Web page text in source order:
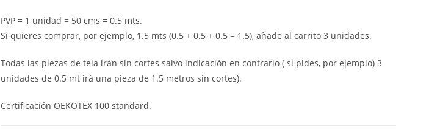
PVP = 1 unidad = 50 cms = 0.5 mts.
Si quieres comprar, por ejemplo, 1.5 mts (0.5 + 0.5 + 0.5 = 1.5), añade al carrito 3 unidades.
Todas las piezas de tela irán sin cortes salvo indicación en contrario ( si pides, por ejemplo) 3
unidades de 0.5 mt irá una pieza de 1.5 metros sin cortes).
Certificación OEKOTEX 100 standard.